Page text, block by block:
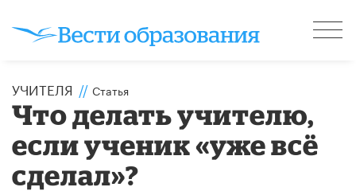
УЧИТЕЛЯ // Статья
Что делать учителю,
если ученик «уже всё
сделал»?